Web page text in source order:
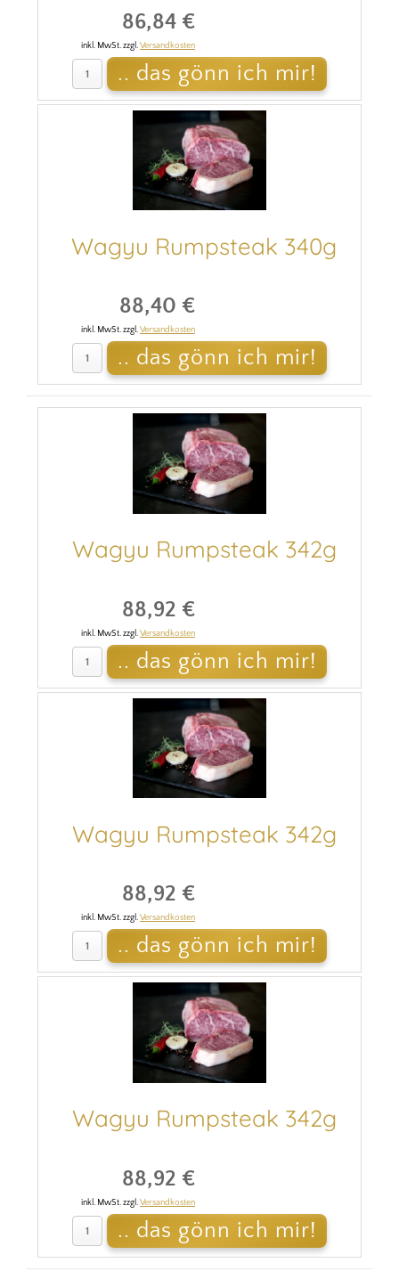
86,84 €
inkl. MwSt. zzgl.Versandkosten
Wagyu Rumpsteak 340g
88,40 €
inkl. MwSt. zzgl.Versandkosten
Wagyu Rumpsteak 342g
88,92 €
inkl. MwSt. zzgl.Versandkosten
Wagyu Rumpsteak 342g
88,92 €
inkl. MwSt. zzgl.Versandkosten
Wagyu Rumpsteak 342g
88,92 €
inkl. MwSt. zzgl.Versandkosten